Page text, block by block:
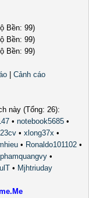
Cảnh cáo
này (Tổng: 26):
• notebook5685 •
• xlong37x •
• Ronaldo101102 •
phamquangvy •
• Mjhtriuday